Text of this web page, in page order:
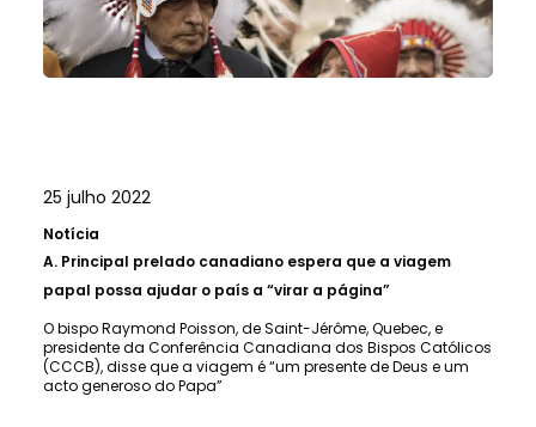
25 julho 2022
Notícia
A. Principal prelado canadiano espera que a viagem
papal possa ajudar o país a “virar a página”
O bispo Raymond Poisson, de Saint-Jérôme, Quebec, e
presidente da Conferência Canadiana dos Bispos Católicos
(CCCB), disse que a viagem é “um presente de Deus e um
acto generoso do Papa”